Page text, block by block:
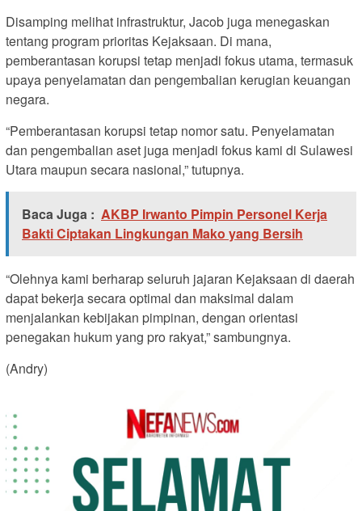
Disamping melihat infrastruktur, Jacob juga menegaskan
tentang program prioritas Kejaksaan. Di mana,
pemberantasan korupsi tetap menjadi fokus utama, termasuk
upaya penyelamatan dan pengembalian kerugian keuangan
negara.
“Pemberantasan korupsi tetap nomor satu. Penyelamatan
dan pengembalian aset juga menjadi fokus kami di Sulawesi
Utara maupun secara nasional,” tutupnya.
Baca Juga : AKBP Irwanto Pimpin Personel Kerja
Bakti Ciptakan Lingkungan Mako yang Bersih
“Olehnya kami berharap seluruh jajaran Kejaksaan di daerah
dapat bekerja secara optimal dan maksimal dalam
menjalankan kebijakan pimpinan, dengan orientasi
penegakan hukum yang pro rakyat,” sambungnya.
(Andry)